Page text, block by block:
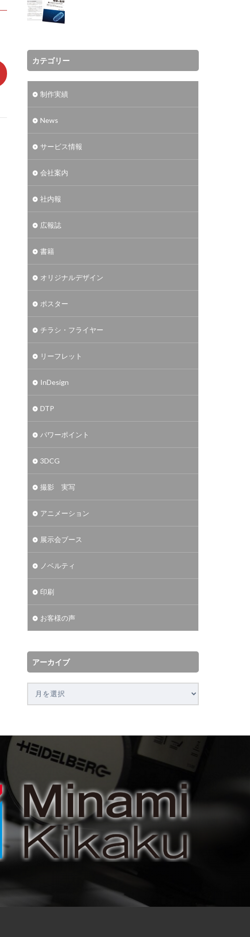
カテゴリー
制作実績
News
サービス情報
会社案内
社内報
広報誌
書籍
オリジナルデザイン
ポスター
チラシ・フライヤー
リーフレット
InDesign
DTP
パワーポイント
3DCG
撮影 実写
アニメーション
展示会ブース
ノベルティ
印刷
お客様の声
アーカイブ